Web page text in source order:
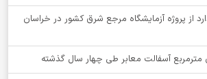
از پروژه آزمایشگاه مرجع شرق کشور در خراسان